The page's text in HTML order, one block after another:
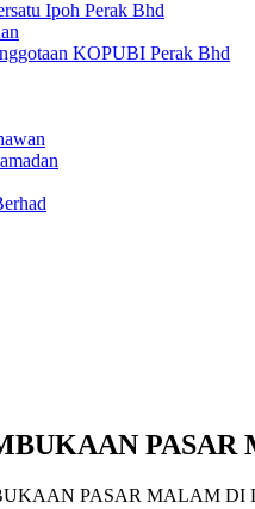
Ipoh Perak Bhd
KOPUBI Perak Bhd
PASAR MALAM DI